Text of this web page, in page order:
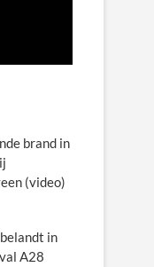
brand in
(video)
in
A28